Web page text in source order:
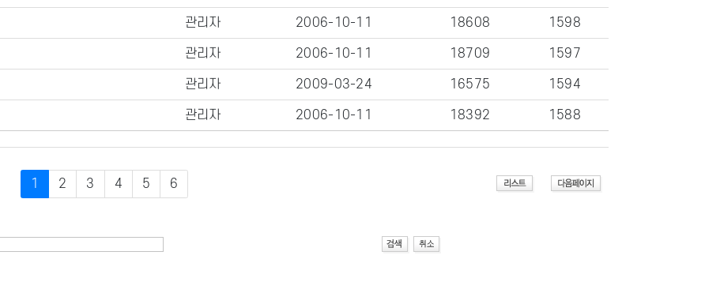
관리자 2006-10-11 18608 1598
관리자 2006-10-11 18709 1597
관리자 2009-03-24 16575 1594
관리자 2006-10-11 18392 1588
1 2 3 4 5 6